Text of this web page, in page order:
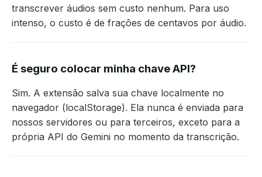
transcrever áudios sem custo nenhum. Para uso
intenso, o custo é de frações de centavos por áudio.
É seguro colocar minha chave API?
Sim. A extensão salva sua chave localmente no
navegador (localStorage). Ela nunca é enviada para
nossos servidores ou para terceiros, exceto para a
própria API do Gemini no momento da transcrição.